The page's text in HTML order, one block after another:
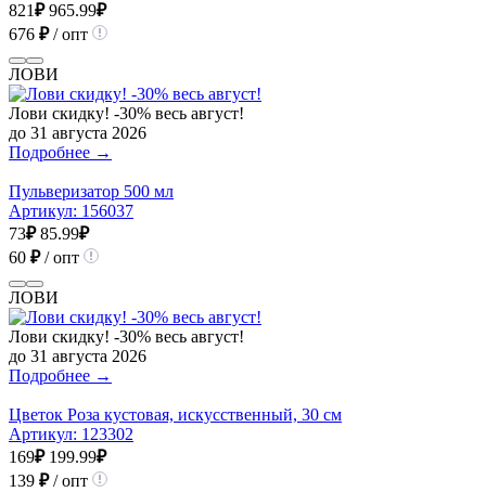
821₽ 965.99₽
676 ₽/ опт
ЛОВИ
Лови скидку! -30% весь август!
до 31 августа 2026
Подробнее →
Пульверизатор 500 мл
Артикул: 156037
73₽ 85.99₽
60 ₽/ опт
ЛОВИ
Лови скидку! -30% весь август!
до 31 августа 2026
Подробнее →
Цветок Роза кустовая, искусственный, 30 см
Артикул: 123302
169₽ 199.99₽
139 ₽/ опт